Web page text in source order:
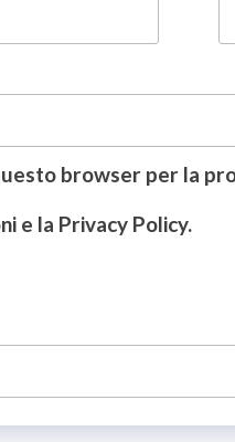
browser per la
e la Privacy Policy.